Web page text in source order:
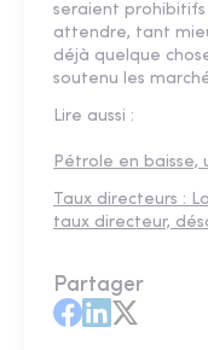
seraient
attendre, tant
déjà quelque
soutenu les
Lire aussi :
Pétrole en baisse,
Taux directeurs :
taux directeur,
Partager